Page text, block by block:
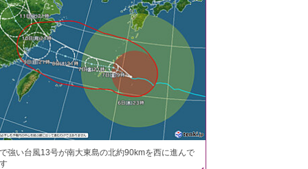
強い台風13号が南大東島の北約90kmを西に進んで